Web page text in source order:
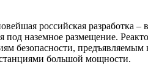
российская разработка
под наземное размещение.
безопасности,
большой мощности.